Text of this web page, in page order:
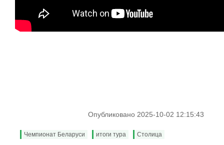
Опубликовано 2025-10-02 12:15:43
Чемпионат Беларуси итоги тура Столица